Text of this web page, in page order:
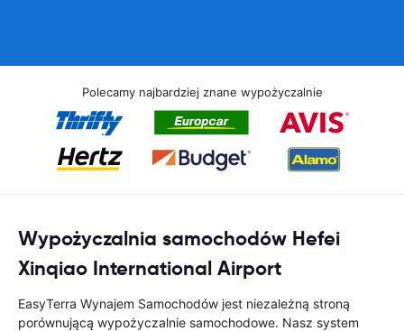
Polecamy najbardziej znane wypożyczalnie
Wypożyczalnia samochodów Hefei
Xinqiao International Airport
EasyTerra Wynajem Samochodów jest niezależną stroną
porównującą wypożyczalnie samochodowe. Nasz system